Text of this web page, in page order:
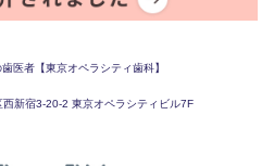
医者【東京オペラシティ歯科】
新宿3-20-2 東京オペラシティビル7F